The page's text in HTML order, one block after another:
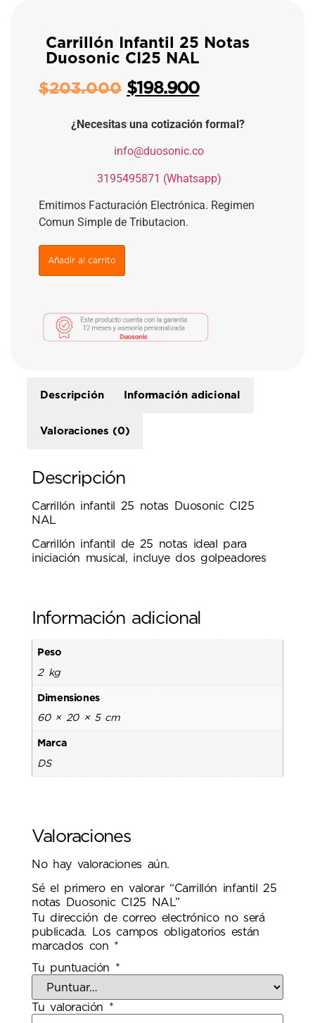
Carrillón Infantil 25 Notas
Duosonic CI25 NAL
$203.000 $198.900
¿Necesitas una cotización formal?
info@duosonic.co
3195495871 (Whatsapp)
Emitimos Facturación Electrónica. Regimen
Comun Simple de Tributacion.
Añadir al carrito
Descripción Información adicional
Valoraciones (0)
Descripción
Carrillón infantil 25 notas Duosonic CI25
NAL
Carrillón infantil de 25 notas ideal para
iniciación musical, incluye dos golpeadores
Información adicional
Peso
2 kg
Dimensiones
60 × 20 × 5 cm
Marca
DS
Valoraciones
No hay valoraciones aún.
Sé el primero en valorar “Carrillón infantil 25
notas Duosonic CI25 NAL”
Tu dirección de correo electrónico no será
publicada.
Los campos obligatorios están
marcados con *
Tu puntuación *
Tu valoración *